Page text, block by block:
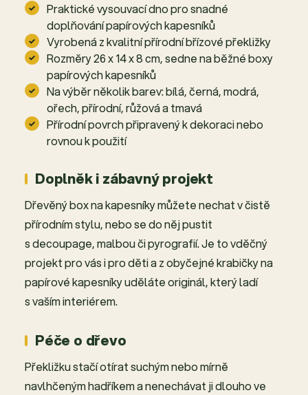
Praktické vysouvací dno pro snadné
doplňování papírových kapesníků
Vyrobená z kvalitní přírodní břízové překližky
Rozměry 26 x 14 x 8 cm, sedne na běžné boxy
papírových kapesníků
Na výběr několik barev: bílá, černá, modrá,
ořech, přírodní, růžová a tmavá
Přírodní povrch připravený k dekoraci nebo
rovnou k použití
Doplněk i zábavný projekt
Dřevěný box na kapesníky můžete nechat v čistě
přírodním stylu, nebo se do něj pustit
s decoupage, malbou či pyrografií. Je to vděčný
projekt pro vás i pro děti a z obyčejné krabičky na
papírové kapesníky uděláte originál, který ladí
s vaším interiérem.
Péče o dřevo
Překližku stačí otírat suchým nebo mírně
navlhčeným hadříkem a nenechávat ji dlouho ve